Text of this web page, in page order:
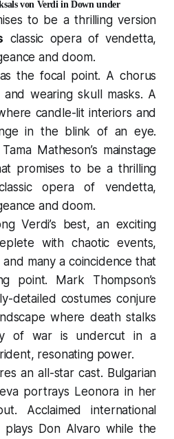
von Verdi in Down under
to be a thrilling version
classic opera of vendetta,
and doom.
the focal point. A chorus
wearing skull masks. A
candle-lit interiors and
in the blink of an eye.
Matheson’s mainstage
promises to be a thrilling
opera of vendetta,
and doom.
Verdi’s best, an exciting
with chaotic events,
many a coincidence that
point. Mark Thompson’s
detailed costumes conjure
where death stalks
of war is undercut in a
resonating power.
an all-star cast. Bulgarian
portrays Leonora in her
Acclaimed international
plays Don Alvaro while the